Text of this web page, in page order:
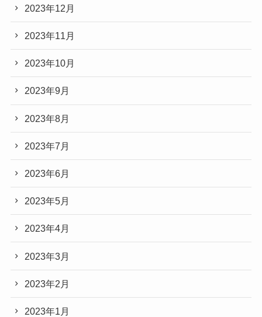
2023年12月
2023年11月
2023年10月
2023年9月
2023年8月
2023年7月
2023年6月
2023年5月
2023年4月
2023年3月
2023年2月
2023年1月